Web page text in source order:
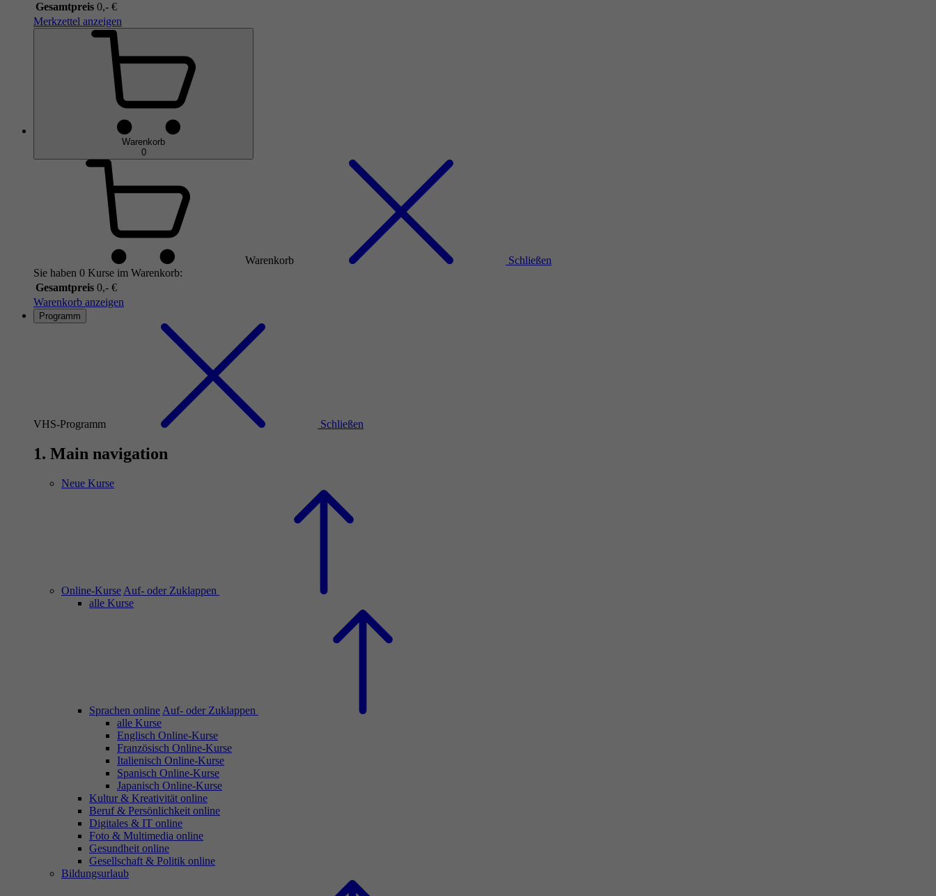
Gesamtpreis 0,- €
Merkzettel anzeigen
Warenkorb
0
Warenkorb
Schließen
Sie haben 0 Kurse im Warenkorb:
Gesamtpreis 0,- €
Warenkorb anzeigen
Programm
VHS-Programm Schließen
1. Main navigation
Neue Kurse
Online-Kurse Auf- oder Zuklappen
alle Kurse
Sprachen online Auf- oder Zuklappen
alle Kurse
Englisch Online-Kurse
Französisch Online-Kurse
Italienisch Online-Kurse
Spanisch Online-Kurse
Japanisch Online-Kurse
Kultur & Kreativität online
Beruf & Persönlichkeit online
Digitales & IT online
Foto & Multimedia online
Gesundheit online
Gesellschaft & Politik online
Bildungsurlaub